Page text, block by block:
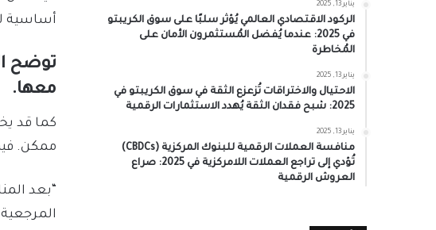
أساسية
توضح
معها.
كما قد
ممكن.
“بعد
يناير 13, 2025
الركود الاقتصادي العالمي يُؤثر سلبًا على سوق الكريبتو
في 2025: عندما يُفضل المُستثمرون الأمان على
المُخاطرة
يناير 13, 2025
الاحتيال والاختراقات تُزعزع الثقة في سوق الكريبتو في
2025: شبح فقدان الثقة يُهدد الاستثمارات الرقمية
يناير 13, 2025
منافسة العملات الرقمية للبنوك المركزية (CBDCs)
تُؤدي إلى تراجع العملات اللامركزية في 2025: صراع
العروش الرقمية